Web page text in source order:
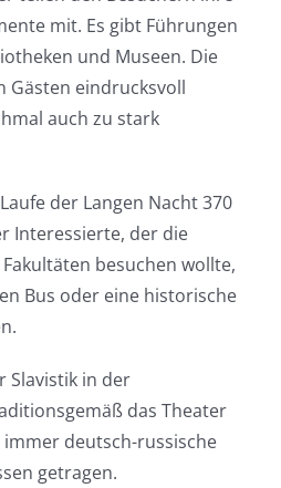
mit. Es gibt Führungen
und Museen. Die
Gästen eindrucksvoll
auch zu stark
der Langen Nacht 370
Interessierte, der die
besuchen wollte,
Bus oder eine historische
Slavistik in der
das Theater
immer deutsch-russische
getragen.